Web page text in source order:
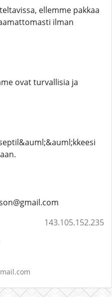
ellemme pakkaa
ilman
ovat turvallisia ja
143.105.152.235